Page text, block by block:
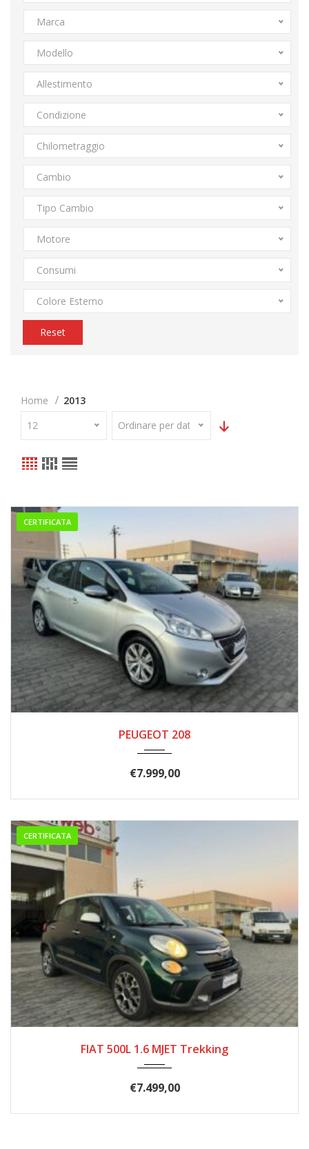
Marca
Modello
Allestimento
Condizione
Chilometraggio
Cambio
Tipo Cambio
Motore
Consumi
Colore Esterno
Reset
Home
2013
12
Ordinare per data
CERTIFICATA
PEUGEOT 208
€7.999,00
CERTIFICATA
FIAT 500L 1.6 MJET Trekking
€7.499,00